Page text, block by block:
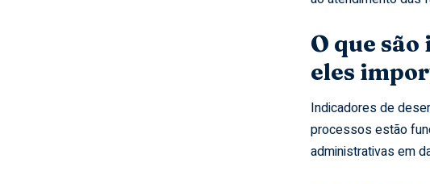
O que
eles
Indicadores de
processos estão
administrativas em